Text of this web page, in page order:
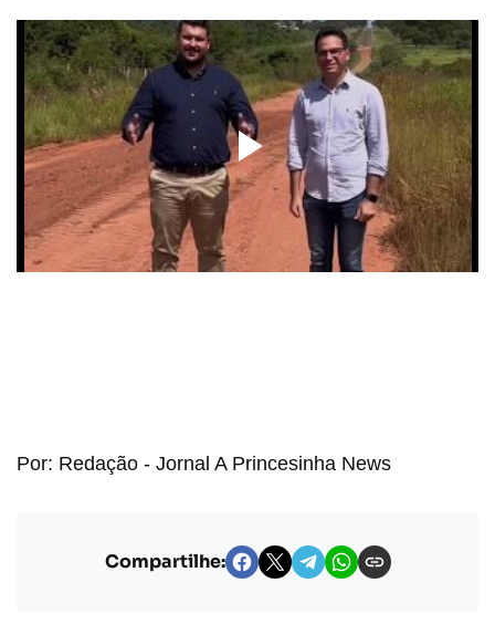
Por: Redação - Jornal A Princesinha News
Compartilhe: